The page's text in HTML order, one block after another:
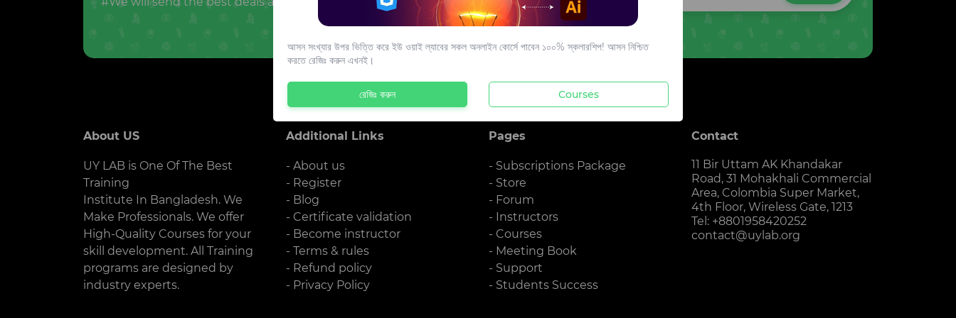
About US
UY LAB is One Of The Best
Training
Institute In Bangladesh. We
Make Professionals. We offer
High-Quality Courses for your
skill development. All Training
programs are designed by
industry experts.
Additional Links
- About us
- Register
- Blog
- Certificate validation
- Become instructor
- Terms & rules
- Refund policy
- Privacy Policy
Pages
- Subscriptions Package
- Store
- Forum
- Instructors
- Courses
- Meeting Book
- Support
- Students Success
Contact
11 Bir Uttam AK Khandakar
Road, 31 Mohakhali Commercial
Area, Colombia Super Market,
4th Floor, Wireless Gate, 1213
Tel: +8801958420252
contact@uylab.org
আসন সংখ্যার উপর ভিত্তি করে ইউ ওয়াই ল্যাবের সকল অনলাইন কোর্সে পাবেন ১০০% স্কলারশিপ! আসন নিশ্চিত
করতে রেজিঃ করুন এখনই।
রেজিঃ করুন Courses